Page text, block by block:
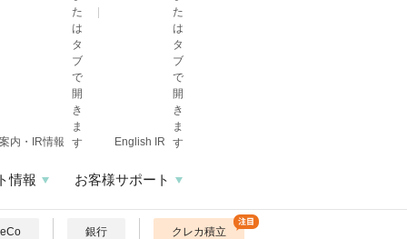
内・IR情報 English IR
情報 お客様サポート
銀行 クレカ積立